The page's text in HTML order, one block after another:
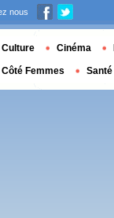
nous
Culture Cinéma
Côté Femmes Santé